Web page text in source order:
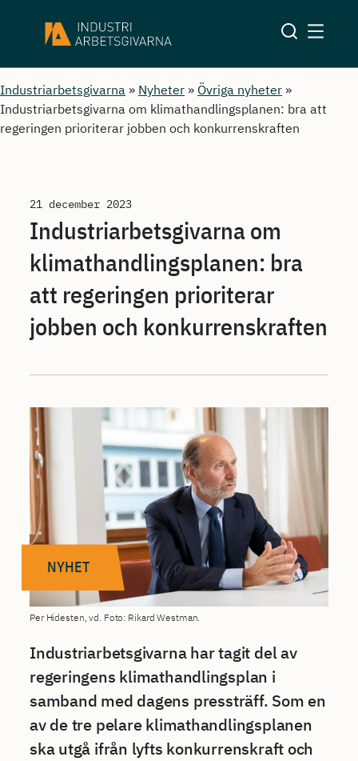
Industriarbetsgivarna » Nyheter » Övriga nyheter »
Industriarbetsgivarna om klimathandlingsplanen: bra att
regeringen prioriterar jobben och konkurrenskraften
21 december 2023
Industriarbetsgivarna om
klimathandlingsplanen: bra
att regeringen prioriterar
jobben och konkurrenskraften
NYHET
Per Hidesten, vd. Foto: Rikard Westman.
Industriarbetsgivarna har tagit del av
regeringens klimathandlingsplan i
samband med dagens pressträff. Som en
av de tre pelare klimathandlingsplanen
ska utgå ifrån lyfts konkurrenskraft och